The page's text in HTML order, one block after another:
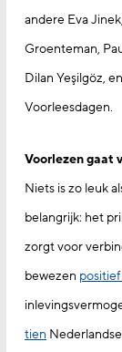
andere Eva
Groenteman,
Dilan Yeşilgöz,
Voorleesdagen.
Voorlezen gaat
Niets is zo leuk
belangrijk: het
zorgt voor
bewezen
tien